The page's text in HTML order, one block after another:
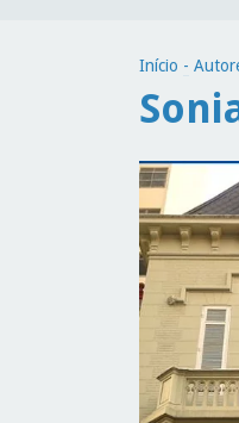
Início -